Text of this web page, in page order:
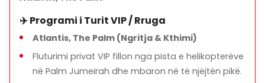
✈️ Programi i Turit VIP / Rruga
Atlantis, The Palm (Ngritja & Kthimi)
Fluturimi privat VIP fillon nga pista e helikopterëve
në Palm Jumeirah dhe mbaron në të njëjtën pikë.